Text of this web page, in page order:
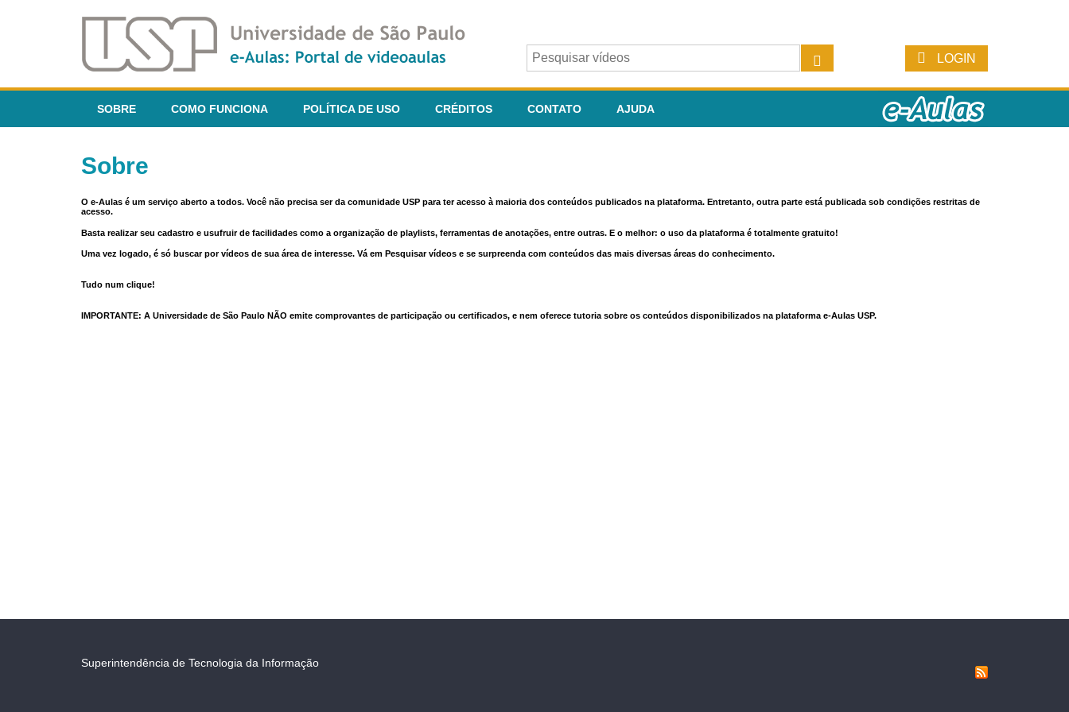
LOGIN
SOBRE COMO FUNCIONA POLÍTICA DE USO CRÉDITOS CONTATO AJUDA
Sobre
O e-Aulas é um serviço aberto a todos. Você não precisa ser da comunidade USP para ter acesso à maioria dos conteúdos publicados na plataforma. Entretanto, outra parte está publicada sob condições restritas de
acesso.
Basta realizar seu cadastro e usufruir de facilidades como a organização de playlists, ferramentas de anotações, entre outras. E o melhor: o uso da plataforma é totalmente gratuito!
Uma vez logado, é só buscar por vídeos de sua área de interesse. Vá em Pesquisar vídeos e se surpreenda com conteúdos das mais diversas áreas do conhecimento.
Tudo num clique!
IMPORTANTE: A Universidade de São Paulo NÃO emite comprovantes de participação ou certificados, e nem oferece tutoria sobre os conteúdos disponibilizados na plataforma e-Aulas USP.
Superintendência de Tecnologia da Informação